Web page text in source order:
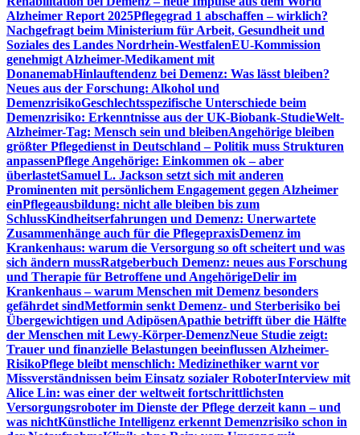
Alzheimer Report 2025Pflegegrad 1 abschaffen – wirklich?
Nachgefragt beim Ministerium für Arbeit, Gesundheit und
Soziales des Landes Nordrhein-WestfalenEU-Kommission
genehmigt Alzheimer-Medikament mit
DonanemabHinlauftendenz bei Demenz: Was lässt bleiben?
Neues aus der Forschung: Alkohol und
DemenzrisikoGeschlechtsspezifische Unterschiede beim
Demenzrisiko: Erkenntnisse aus der UK-Biobank-StudieWelt-
Alzheimer-Tag: Mensch sein und bleibenAngehörige bleiben
größter Pflegedienst in Deutschland – Politik muss Strukturen
anpassenPflege Angehörige: Einkommen ok – aber
überlastetSamuel L. Jackson setzt sich mit anderen
Prominenten mit persönlichem Engagement gegen Alzheimer
einPflegeausbildung: nicht alle bleiben bis zum
SchlussKindheitserfahrungen und Demenz: Unerwartete
Zusammenhänge auch für die PflegepraxisDemenz im
Krankenhaus: warum die Versorgung so oft scheitert und was
sich ändern mussRatgeberbuch Demenz: neues aus Forschung
und Therapie für Betroffene und AngehörigeDelir im
Krankenhaus – warum Menschen mit Demenz besonders
gefährdet sindMetformin senkt Demenz- und Sterberisiko bei
Übergewichtigen und AdipösenApathie betrifft über die Hälfte
der Menschen mit Lewy-Körper-DemenzNeue Studie zeigt:
Trauer und finanzielle Belastungen beeinflussen Alzheimer-
RisikoPflege bleibt menschlich: Medizinethiker warnt vor
Missverständnissen beim Einsatz sozialer RoboterInterview mit
Alice Lin: was einer der weltweit fortschrittlichsten
Versorgungsroboter im Dienste der Pflege derzeit kann – und
was nichtKünstliche Intelligenz erkennt Demenzrisiko schon in